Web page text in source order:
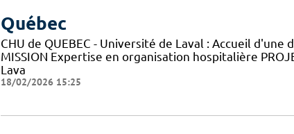
Québec
CHU de QUEBEC - Université de Laval : Accueil
MISSION Expertise en organisation hospitalière
Lava
18/02/2026 15:25